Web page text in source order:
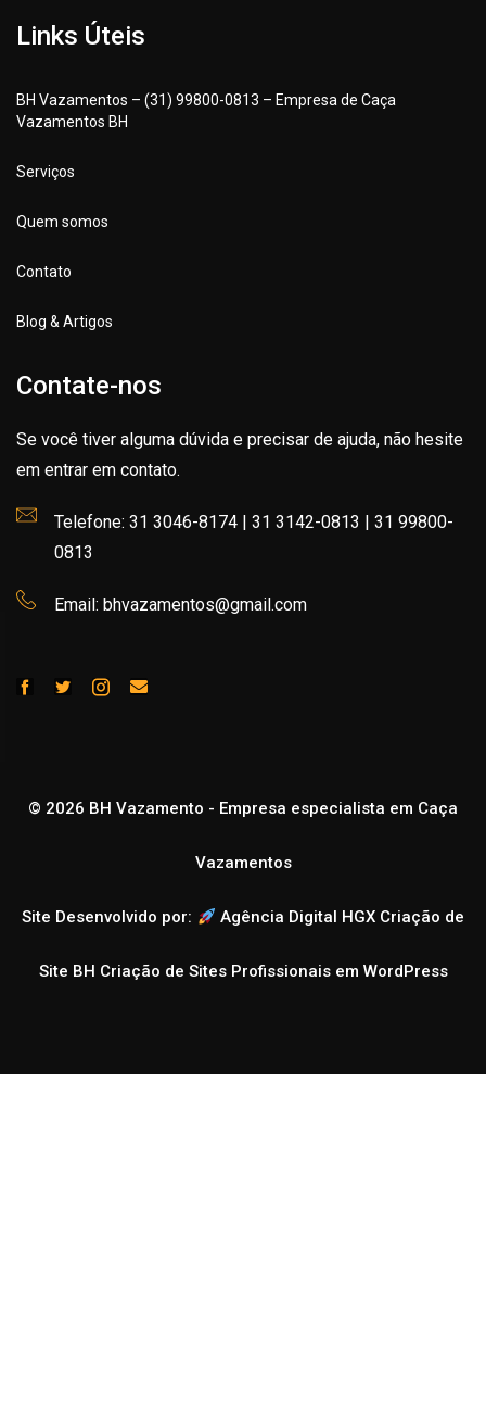
Links Úteis
BH Vazamentos – (31) 99800-0813 – Empresa de Caça
Vazamentos BH
Serviços
Quem somos
Contato
Blog & Artigos
Contate-nos
Se você tiver alguma dúvida e precisar de ajuda, não hesite
em entrar em contato.
Telefone: 31 3046-8174 | 31 3142-0813 | 31 99800-
0813
Email: bhvazamentos@gmail.com
© 2026 BH Vazamento - Empresa especialista em Caça
Vazamentos
Site Desenvolvido por: Agência Digital HGX Criação de
Site BH Criação de Sites Profissionais em WordPress